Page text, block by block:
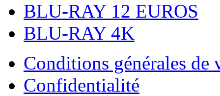
BLU-RAY 12 EUROS
BLU-RAY 4K
Conditions générales de
Confidentialité